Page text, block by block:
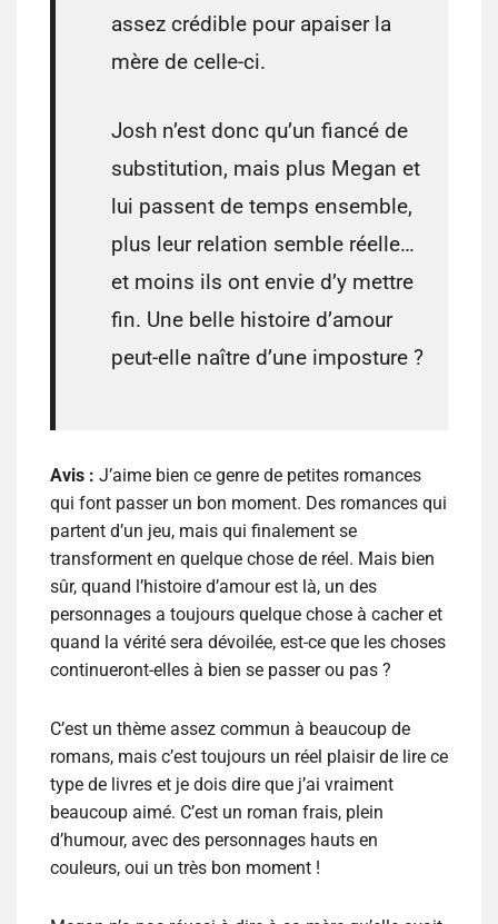
assez crédible pour apaiser la
mère de celle-ci.
Josh n’est donc qu’un fiancé de
substitution, mais plus Megan et
lui passent de temps ensemble,
plus leur relation semble réelle…
et moins ils ont envie d’y mettre
fin. Une belle histoire d’amour
peut-elle naître d’une imposture ?
Avis : J’aime bien ce genre de petites romances
qui font passer un bon moment. Des romances qui
partent d’un jeu, mais qui finalement se
transforment en quelque chose de réel. Mais bien
sûr, quand l’histoire d’amour est là, un des
personnages a toujours quelque chose à cacher et
quand la vérité sera dévoilée, est-ce que les choses
continueront-elles à bien se passer ou pas ?
C’est un thème assez commun à beaucoup de
romans, mais c’est toujours un réel plaisir de lire ce
type de livres et je dois dire que j’ai vraiment
beaucoup aimé. C’est un roman frais, plein
d’humour, avec des personnages hauts en
couleurs, oui un très bon moment !